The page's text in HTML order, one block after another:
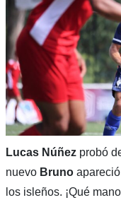
Lucas Núñezprobó
nuevo Brunoapareció
los isleños. ¡Qué